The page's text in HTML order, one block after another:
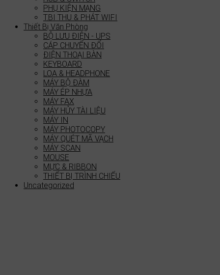
PHỤ KIỆN MẠNG
T.BI THU & PHÁT WIFI
Thiết Bị Văn Phòng
BỘ LƯU ĐIỆN - UPS
CÁP CHUYỂN ĐỔI
ĐIỆN THOẠI BÀN
KEYBOARD
LOA & HEADPHONE
MÁY BỘ ĐÀM
MÁY ÉP NHỰA
MÁY FAX
MÁY HỦY TÀI LIỆU
MÁY IN
MÁY PHOTOCOPY
MÁY QUÉT MÃ VẠCH
MÁY SCAN
MOUSE
MỰC & RIBBON
THIẾT BỊ TRÌNH CHIẾU
Uncategorized